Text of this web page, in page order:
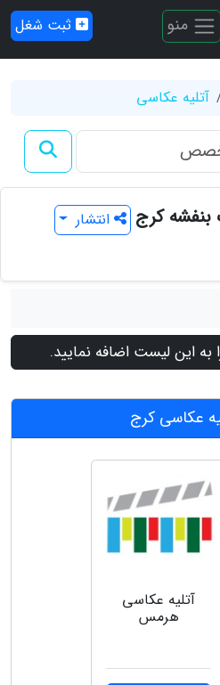
منو ثبت شغل
آتلیه عکاسی
کرج
انتشار
به این لیست اضافه نمایید.
عکاسی کرج
آتلیه عکاسی
هرمس